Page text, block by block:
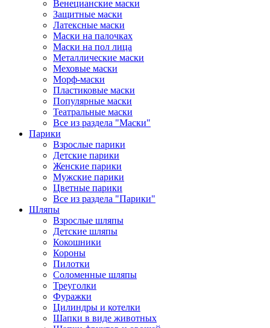
Венецианские маски
Защитные маски
Латексные маски
Маски на палочках
Маски на пол лица
Металлические маски
Меховые маски
Морф-маски
Пластиковые маски
Популярные маски
Театральные маски
Все из раздела "Маски"
Парики
Взрослые парики
Детские парики
Женские парики
Мужские парики
Цветные парики
Все из раздела "Парики"
Шляпы
Взрослые шляпы
Детские шляпы
Кокошники
Короны
Пилотки
Соломенные шляпы
Треуголки
Фуражки
Цилиндры и котелки
Шапки в виде животных